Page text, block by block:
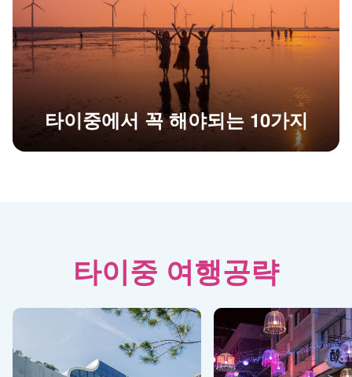
타이중에서 꼭 해야되는 10가지
타이중 여행공략